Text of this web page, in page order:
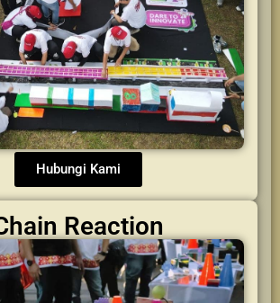
Hubungi Kami
Reaction